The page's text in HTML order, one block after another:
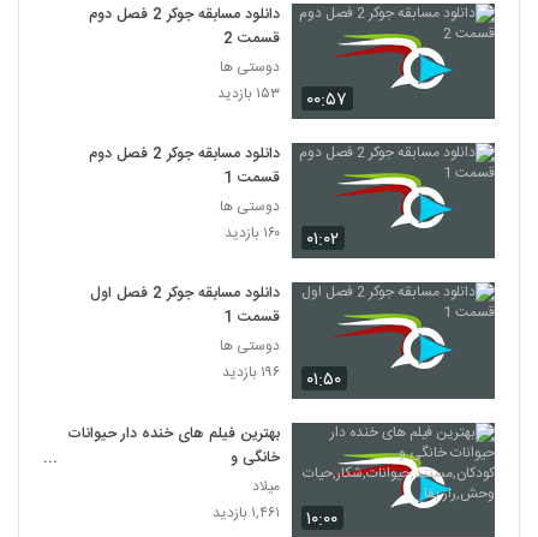
۰۰:۵۷
دانلود مسابقه جوکر 2 فصل دوم
قسمت 2
دوستی ها
۱۵۳ بازدید
۰۱:۰۲
دانلود مسابقه جوکر 2 فصل دوم
قسمت 1
دوستی ها
۱۶۰ بازدید
۰۱:۵۰
دانلود مسابقه جوکر 2 فصل اول
قسمت 1
دوستی ها
۱۹۶ بازدید
۱۰:۰۰
بهترین فیلم های خنده دار حیوانات
خانگی و
کودکان,مستند,حیوانات,شکار,حیات
وحش,راز بقا
میلاد
۱,۴۶۱ بازدید